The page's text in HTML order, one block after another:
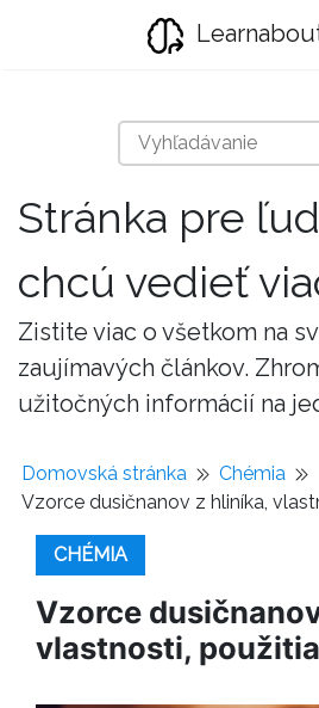
Stránka pre
chcú vedieť
Zistite viac o všetkom na
zaujímavých článkov.
užitočných informácií na
Domovská stránka
Chémia
Vzorce dusičnanov z hliníka,
CHÉMIA
Vzorce
vlastnosti,